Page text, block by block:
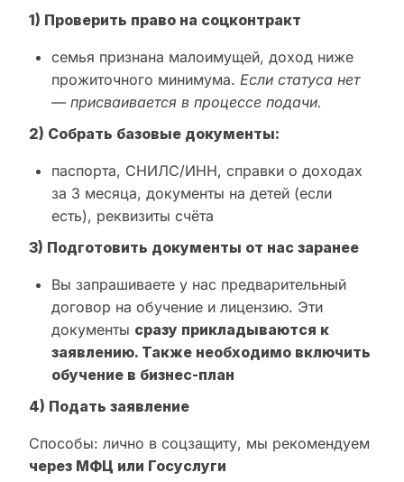
1) Проверить право на соцконтракт
семья признана малоимущей, доход ниже
прожиточного минимума. Если статуса нет
— присваивается в процессе подачи.
2) Собрать базовые документы:
паспорта, СНИЛС/ИНН, справки о доходах
за 3 месяца, документы на детей (если
есть), реквизиты счёта
3) Подготовить документы от нас заранее
Вы запрашиваете у нас предварительный
договор на обучение и лицензию. Эти
документы сразу прикладываются к
заявлению. Также необходимо включить
обучение в бизнес-план
4) Подать заявление
Способы: лично в соцзащиту, мы рекомендуем
через МФЦ или Госуслуги